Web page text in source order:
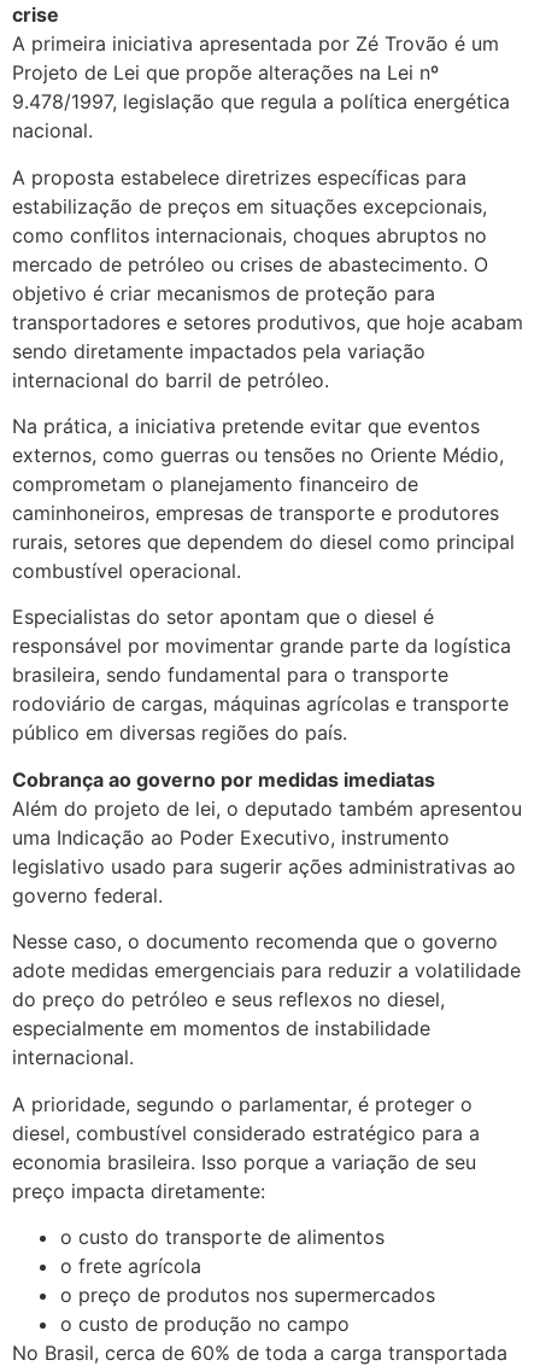
crise
A primeira iniciativa apresentada por Zé Trovão é um
Projeto de Lei que propõe alterações na Lei nº
9.478/1997, legislação que regula a política energética
nacional.
A proposta estabelece diretrizes específicas para
estabilização de preços em situações excepcionais,
como conflitos internacionais, choques abruptos no
mercado de petróleo ou crises de abastecimento. O
objetivo é criar mecanismos de proteção para
transportadores e setores produtivos, que hoje acabam
sendo diretamente impactados pela variação
internacional do barril de petróleo.
Na prática, a iniciativa pretende evitar que eventos
externos, como guerras ou tensões no Oriente Médio,
comprometam o planejamento financeiro de
caminhoneiros, empresas de transporte e produtores
rurais, setores que dependem do diesel como principal
combustível operacional.
Especialistas do setor apontam que o diesel é
responsável por movimentar grande parte da logística
brasileira, sendo fundamental para o transporte
rodoviário de cargas, máquinas agrícolas e transporte
público em diversas regiões do país.
Cobrança ao governo por medidas imediatas
Além do projeto de lei, o deputado também apresentou
uma Indicação ao Poder Executivo, instrumento
legislativo usado para sugerir ações administrativas ao
governo federal.
Nesse caso, o documento recomenda que o governo
adote medidas emergenciais para reduzir a volatilidade
do preço do petróleo e seus reflexos no diesel,
especialmente em momentos de instabilidade
internacional.
A prioridade, segundo o parlamentar, é proteger o
diesel, combustível considerado estratégico para a
economia brasileira. Isso porque a variação de seu
preço impacta diretamente:
o custo do transporte de alimentos
o frete agrícola
o preço de produtos nos supermercados
o custo de produção no campo
No Brasil, cerca de 60% de toda a carga transportada